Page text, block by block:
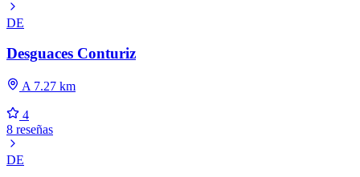
DE
Desguaces Conturiz
A 7.27 km
4
8 reseñas
DE